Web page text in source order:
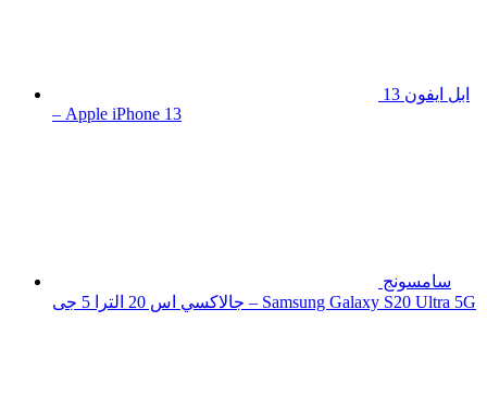
ابل ايفون 13
– Apple iPhone 13
سامسونج
جالاكسي اس 20 الترا 5 جى – Samsung Galaxy S20 Ultra 5G